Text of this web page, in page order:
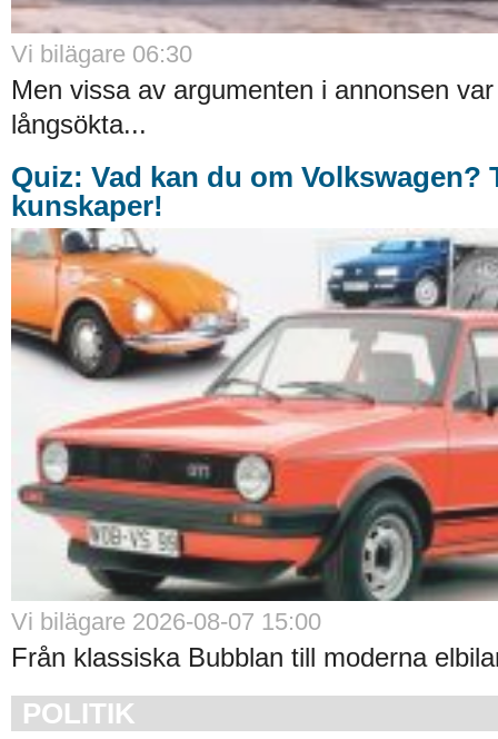
Vi bilägare 06:30
Men vissa av argumenten i annonsen
långsökta...
Quiz: Vad kan du om Volkswagen?
kunskaper!
Vi bilägare 2026-08-07 15:00
Från klassiska Bubblan till moderna
POLITIK